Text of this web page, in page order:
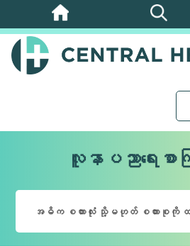
အဓိက
အကြောင်းအရာ
သို့
လူနာပညာရေးစ